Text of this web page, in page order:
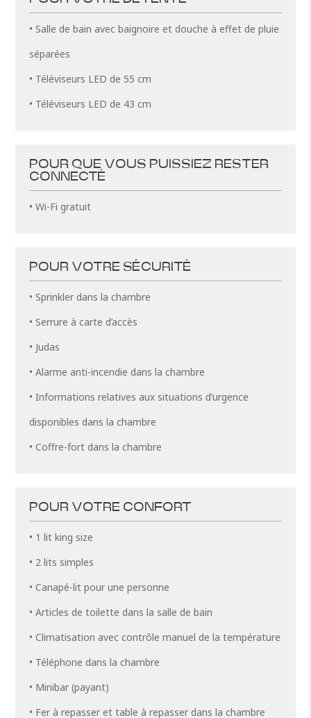
• Salle de bain avec baignoire et douche à effet de pluie
séparées
• Téléviseurs LED de 55 cm
• Téléviseurs LED de 43 cm
POUR QUE VOUS PUISSIEZ RESTER
CONNECTÉ
• Wi-Fi gratuit
POUR VOTRE SÉCURITÉ
• Sprinkler dans la chambre
• Serrure à carte d’accès
• Judas
• Alarme anti-incendie dans la chambre
• Informations relatives aux situations d’urgence
disponibles dans la chambre
• Coffre-fort dans la chambre
POUR VOTRE CONFORT
• 1 lit king size
• 2 lits simples
• Canapé-lit pour une personne
• Articles de toilette dans la salle de bain
• Climatisation avec contrôle manuel de la température
• Téléphone dans la chambre
• Minibar (payant)
• Fer à repasser et table à repasser dans la chambre